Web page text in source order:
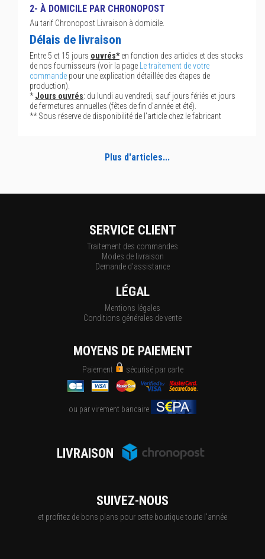
2- À DOMICILE PAR CHRONOPOST
Au tarif Chronopost Livraison à domicile.
Délais de livraison
Entre 5 et 15 jours ouvrés*en fonction des articles et des stocks
de nos fournisseurs (voir la page
Le traitement de votre
commande pour une explication détaillée des étapes de
production).
*Jours ouvrés: du lundi au vendredi, sauf jours fériés et jours
de fermetures annuelles (fêtes de fin d'année et été).
** Sous réserve de disponibilité de l'article chez le fabricant
Plus d'articles...
SERVICE CLIENT
Traitement des commandes
Modes de livraison
Demande d'assistance
LÉGAL
Mentions légales
Conditions générales de vente
MOYENS DE PAIEMENT
Paiement sécurisé par carte
ou par virement bancaire
LIVRAISON
SUIVEZ-NOUS
et profitez de bons plans pour cette boutique toute l'année